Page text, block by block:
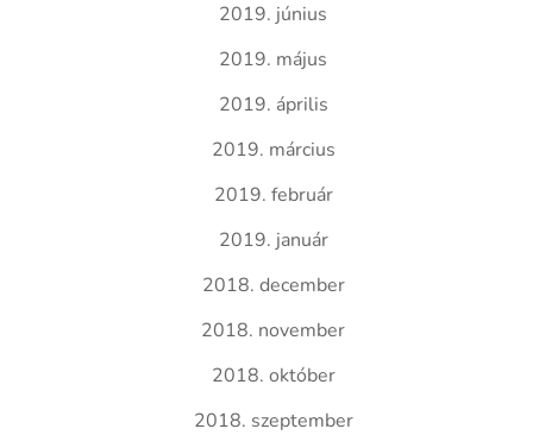
2019. június
2019. május
2019. április
2019. március
2019. február
2019. január
2018. december
2018. november
2018. október
2018. szeptember